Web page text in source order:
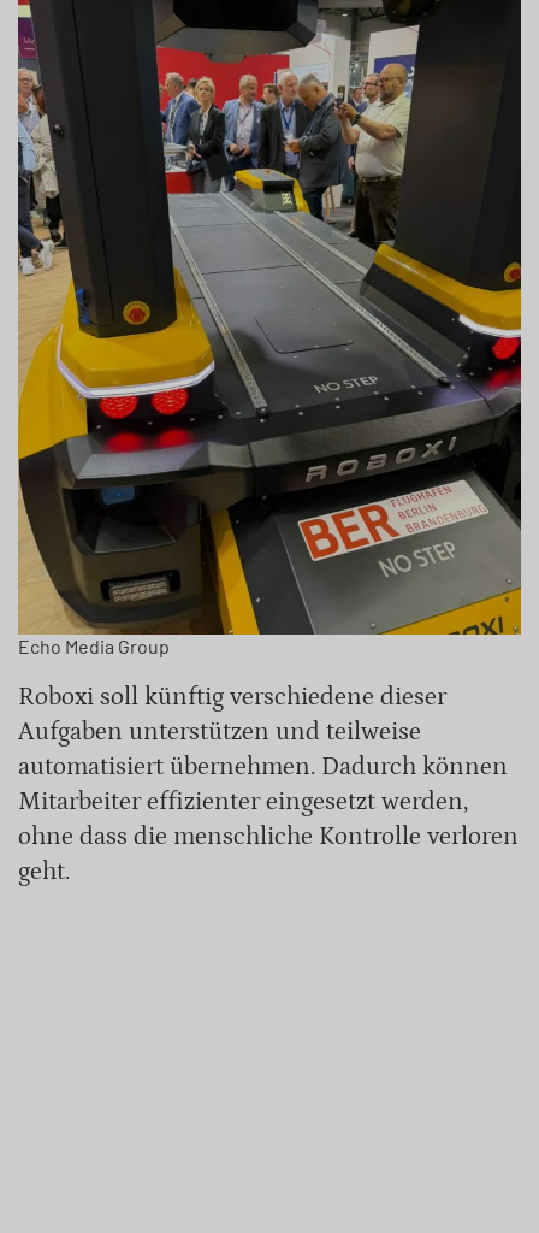
Echo Media Group
Roboxi soll künftig verschiedene dieser
Aufgaben unterstützen und teilweise
automatisiert übernehmen. Dadurch können
Mitarbeiter effizienter eingesetzt werden,
ohne dass die menschliche Kontrolle verloren
geht.